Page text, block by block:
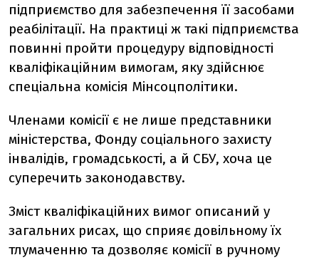
підприємство для забезпечення її засобами
реабілітації. На практиці ж такі підприємства
повинні пройти процедуру відповідності
кваліфікаційним вимогам, яку здійснює
спеціальна комісія Мінсоцполітики.
Членами комісії є не лише представники
міністерства, Фонду соціального захисту
інвалідів, громадськості, а й СБУ, хоча це
суперечить законодавству.
Зміст кваліфікаційних вимог описаний у
загальних рисах, що сприяє довільному їх
тлумаченню та дозволяє комісії в ручному